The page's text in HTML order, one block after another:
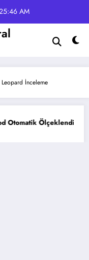
AM
İnceleme
Ayarları